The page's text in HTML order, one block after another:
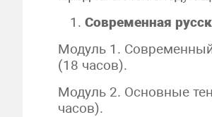
Современная
Модуль 1.
(18 часов).
Модуль 2. Основные
часов).